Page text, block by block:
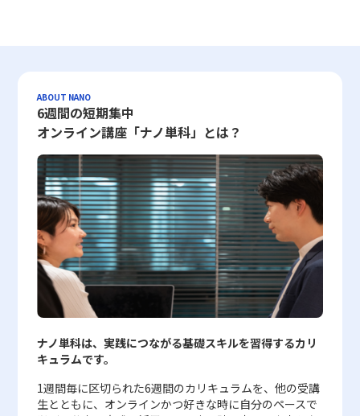
タディの効果的な実施とその後のアクションを着実に進めるために
も、新たなリーダーシップスキルが必要となります。 実際に、
Sony Acceleration Platformのような企業支援機関が行っているフ
ィジビリティ検証では、技術面、財務面、運用面各々の評価が体系
的に行われ、各プロジェクトごとにカスタマイズされた評価基準が
設定される。これにより、各プロジェクトの独自の強みと弱みが浮
かび上がり、投資判断やリソースの最適配分に活用されている。
また、フィジビリティスタディの注意点として、単に「実現可能」
と判断されただけでは事業成功の保証にはならないとの認識も必要
である。実現可能性の高いプロジェクトであっても、その後の市場
投入や運用段階で新たな課題が生じる場合も少なくない。これらの
リスクを前提に、事前検証とともに柔軟な運用計画を併せ持つこと
が、安定した事業推進における鍵となる。 まとめ フィジビリティ
ロセスである。事前に事業の実現可能性を多角的に検証すること
で、資金の無駄な投入や過剰なリスクを回避し、より着実に事業化
市場分析、技術評価、財務的なシミュレーション、そして運用面で
の組織体制の整備といった、多様な評価視点が必要とされる。その
た項目に関しては、効率化を重視した運用を行い、無駄なコストの
削減を図ることが重要です。パレート分析との違いを適切に理解
し、目的に応じて使い分けることで、企業はより効果的な分析を実
現できるでしょう。さらに、ABC分析の実施は単なる一時的な取り
組みではなく、定期的な見直しとデータのアップデートを通じて、
継続的に最適な経営判断をサポートする仕組みとして定着させるべ
きです。20代の若手ビジネスマンにとって、ABC分析の活用は業務
改善の具体的な一歩となると同時に、データドリブンな戦略構築の
基本スキルとして極めて重要です。市場環境の変化が激しい現代に
おいて、経営判断の精度向上と資源配分の最適化は、企業の競争力
を左右する大きな要因となります。したがって、ABC分析の各ステ
ップや注意点を正しく押さえ、分析結果に基づいた具体的な施策を
立案・実行することが、若手ビジネスマンのキャリアにおいても大
で、限られたリソースを最大限に活かし、企業全体の効率化および
収益性向上に貢献することができるでしょう。また、ABC分析を通
ス戦略の策定にも直結するため、各部署間での情報共有や改善活動
においても非常に有用です。最終的に、ABC分析は企業の成長戦略
が生じ、摩擦や抵抗感が発生する可能性がある。特に、既存の経営
陣や従業員とのコミュニケーション不足は、ハンズオン施策の成功
を大きく阻む要因となる。さらに、急激な変革を試みるがゆえに、
計画が不十分な場合や目標設定が曖昧な場合には、期待した成果が
得られず、投資回収に失敗するリスクも伴う。 このため、ハンズ
オンを導入する際には、明確な目標設定と事前の十分なコミュニケ
ーション、関係者全員の理解と協力体制が不可欠である。また、一
時的な業務負荷の増加や、導入に際してのコスト・時間といった側
面も踏まえ、全体計画の策定が重要となる。 ハンズオン支援の実
践事例 実際にハンズオン支援を取り入れている企業は、経営改善
や新規事業開拓において顕著な効果を上げている。たとえば、ベン
チャー企業に対して、資金提供とともに経営支援を行う投資ファン
ドでは、派遣された専門家が現場で具体的な業務プロセスの改善を
実施し、数ヶ月以内に黒字化を達成するケースが報告されている。
ず、実務レベルで企業の業績を向上させる実証的なアプローチであ
ることを示している。 また、IT企業におけるハンズオン研修で
高度なプログラミングスキルや問題解決能力を身につけ、即戦力と
して活躍するという成功例が数多く存在する。こうした取り組み
ゆえに多くの情報を一枚のシートに集約することができる反面、い
くつかの注意点が存在します。 まず第一に、各要素の記述はあく
まで「現状把握」や「仮説」段階であるため、完全性を求めすぎ
ず、一定の柔軟性を持たせることが求められます。最初から完璧な
キャンバスを作成しようとするあまり、重要な視点を見落とすこと
がないように留意しなければなりません。 次に、ビジネス環境は
急速に変化しているため、作成したキャンバスを固定的に捉えるの
ではなく、定期的な更新と検証が必要です。市場動向、技術革新、
顧客のニーズ変化などに応じ、タイムリーな情報反映を行うこと
が、ビジネスモデルの有効性を保つために極めて重要となります。
また、キャンバス自体は抽象的であるため、具体的な数値やエビデ
ンスを伴わないままでは、実務上の意思決定に対する説得力が欠如
する可能性があります。各項目において、内部データや市場調査結
果、顧客インタビューの結果を積極的に取り入れることで、説得力
ツールとして活用する場合、メンバー間での認識のズレが発生しな
いよう、十分なコミュニケーションと合意を形成するプロセスが不
立を防ぐために、ディスカッションの場を設け、透明性の高い情報
たグローバルおよび国内の大手企業も、各自の強みを活かしながら
市場の変化に対応するために多角化戦略を積極的に推進してきまし
た。 多角化戦略の4種類とその特徴 多角化戦略には大きく分けて4
つの類型が存在します。それぞれの戦略は、自社の保有する経営資
源や技術、さらには市場との関連性に応じて選択されます。まず、
水平型多角化戦略は、自社の主力事業で培った技術や生産ライン、
販売網などのリソースを類似した市場に応用することで実現されま
す。例えば、自動車メーカーが得た製造技術をバイクや農機市場に
展開するケースが挙げられ、この戦略は比較的低い初期投資で新市
場に参入できるメリットがあります。次に、集中型多角化戦略は、
既存事業で培ったノウハウを新しい市場や事業分野に転用する手法
です。最近のコロナ禍では、酒造メーカーが従来の技術を活かして
消毒用アルコールの生産に着手した事例などが示すように、この戦
略は外部環境の変化に即応する柔軟性を持ちます。第三に、垂直型
務フローや流通網を活用するアプローチです。たとえば、繊維メー
カーがアパレル製品の開発に乗り出すことや、ファストフード企業
が食品加工や原材料生産に進出するケースが該当します。この戦略
は、企業全体として生産から販売までのプロセスで連携を強め、コ
ABOUT NANO
6週間の短期集中
オンライン講座「ナノ単科」とは？
ナノ単科は、実践につながる基礎スキルを習得するカリ
キュラムです。
1週間毎に区切られた6週間のカリキュラムを、他の受講
生とともに、オンラインかつ好きな時に自分のペースで